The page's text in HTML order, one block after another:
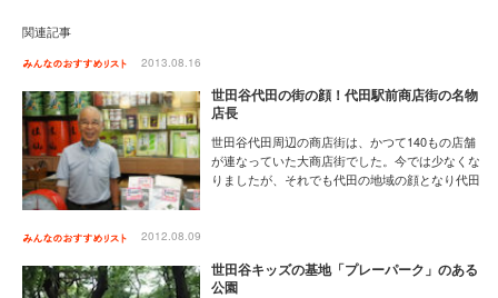
関連記事
2013.08.16
世田谷代田の街の顔！代田駅前商店街の名物
店長
世田谷代田周辺の商店街は、かつて140もの店舗
が連なっていた大商店街でした。今では少なくな
りましたが、それでも代田の地域の顔となり代田
と「ものこと祭り」]
2012.08.09
世田谷キッズの基地「プレーパーク」のある
公園